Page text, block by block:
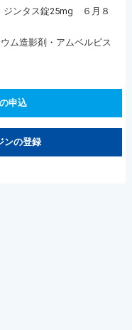
ジンタス錠25mg ６月８
ム造影剤・アムベルビス
申込
ンの登録